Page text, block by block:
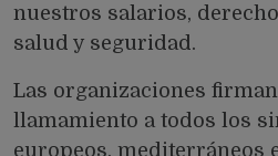
nuestros salarios,
salud y seguridad.
Las organizaciones
llamamiento a todos los
europeos, mediterráneos